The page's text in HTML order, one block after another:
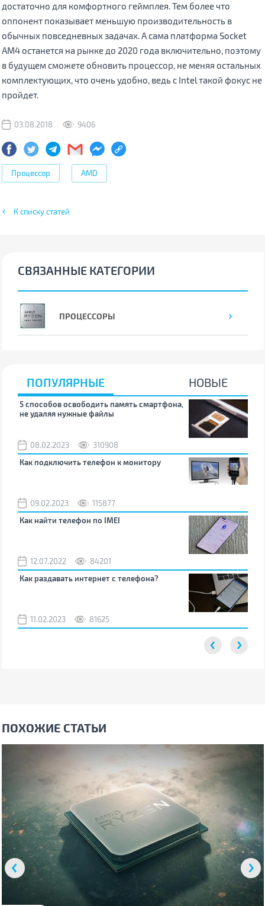
достаточно для комфортного геймплея. Тем более что
оппонент показывает меньшую производительность в
обычных повседневных задачах. А сама платформа Socket
AM4 останется на рынке до 2020 года включительно, поэтому
в будущем сможете обновить процессор, не меняя остальных
комплектующих, что очень удобно, ведь с Intel такой фокус не
пройдет.
03.08.2018 9406
Процессор AMD
К списку статей
СВЯЗАННЫЕ КАТЕГОРИИ
ПРОЦЕССОРЫ
ПОПУЛЯРНЫЕ НОВЫЕ
5 способов освободить память смартфона,
не удаляя нужные файлы
08.02.2023
310908
Как подключить телефон к монитору
09.02.2023
115877
Как найти телефон по IMEI
12.07.2022
84201
Как раздавать интернет с телефона?
11.02.2023 81625
ПОХОЖИЕ СТАТЬИ